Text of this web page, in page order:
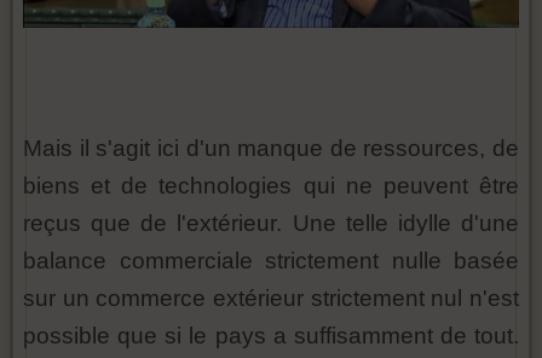
Mais il s'agit ici d'un manque de ressources, de
biens et de technologies qui ne peuvent être
reçus que de l'extérieur. Une telle idylle d'une
balance commerciale strictement nulle basée
sur un commerce extérieur strictement nul n'est
possible que si le pays a suffisamment de tout.